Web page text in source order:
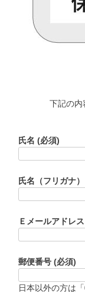
下記の内
氏名 (必須)
氏名（フリガナ）
Ｅメールアドレス
郵便番号 (必須)
日本以外の方は